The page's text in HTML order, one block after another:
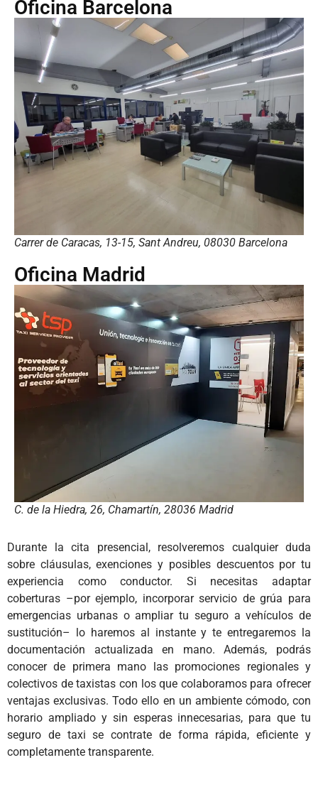
Oficina Barcelona
Carrer de Caracas, 13-15, Sant Andreu, 08030 Barcelona
Oficina Madrid
C. de la Hiedra, 26, Chamartín, 28036 Madrid
Durante la cita presencial, resolveremos cualquier duda
sobre cláusulas, exenciones y posibles descuentos por tu
experiencia como conductor. Si necesitas adaptar
coberturas –por ejemplo, incorporar servicio de grúa para
emergencias urbanas o ampliar tu seguro a vehículos de
sustitución– lo haremos al instante y te entregaremos la
documentación actualizada en mano. Además, podrás
conocer de primera mano las promociones regionales y
colectivos de taxistas con los que colaboramos para ofrecer
ventajas exclusivas. Todo ello en un ambiente cómodo, con
horario ampliado y sin esperas innecesarias, para que tu
seguro de taxi se contrate de forma rápida, eficiente y
completamente transparente.